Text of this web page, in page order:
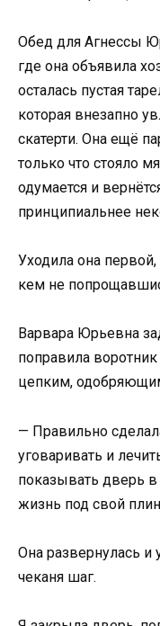
Обед для Агнессы
где она объявила
осталась пустая
которая внезапно
скатерти. Она ещё
только что стояло
одумается и
принципиальнее
Уходила она
кем не
Варвара Юрьевна
поправила
цепким,
— Правильно
уговаривать и
показывать дверь
жизнь под свой
Она развернулась
чеканя шаг.